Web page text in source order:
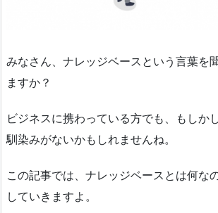
みなさん、ナレッジベースという言葉を
ますか？
ビジネスに携わっている方でも、もしか
馴染みがないかもしれませんね。
この記事では、ナレッジベースとは何な
していきますよ。